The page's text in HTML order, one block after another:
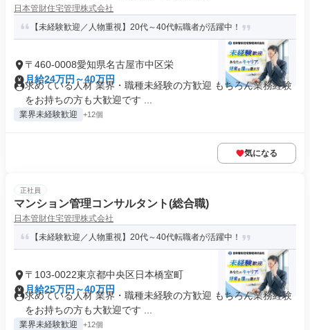
日本管財住宅管理株式会社
【未経験歓迎／人物重視】20代～40代転職者が活躍中！
〒460-0008愛知県名古屋市中区栄
月給24万円～40万円
求めている人材 業界・職種未経験の方歓迎 もちろん業務経験
をお持ちの方も大歓迎です ...
業界未経験歓迎 +12個
気になる
正社員
マンション管理コンサルタント(総合職)
日本管財住宅管理株式会社
【未経験歓迎／人物重視】20代～40代転職者が活躍中！
〒103-0022東京都中央区日本橋室町
月給25万円～40万円
求めている人材 業界・職種未経験の方歓迎 もちろん業務経験
をお持ちの方も大歓迎です ...
業界未経験歓迎 +12個